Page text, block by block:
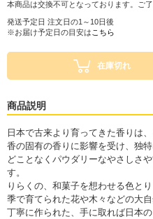
本商品は交換不可となっております。ご了
発送予定日 注文日の1～10日後
※お届け予定日の目安は こちら
在庫切れ
商品説明
日本で古来より育ってきた香りは
香の固有の香りに影響を受け、独
どことなくパウダリーなやさしさ
す。
りらくの、和菓子を想わせる色と
季で育てられた花や木々などの大
丁寧に作られた、手に取れば日本